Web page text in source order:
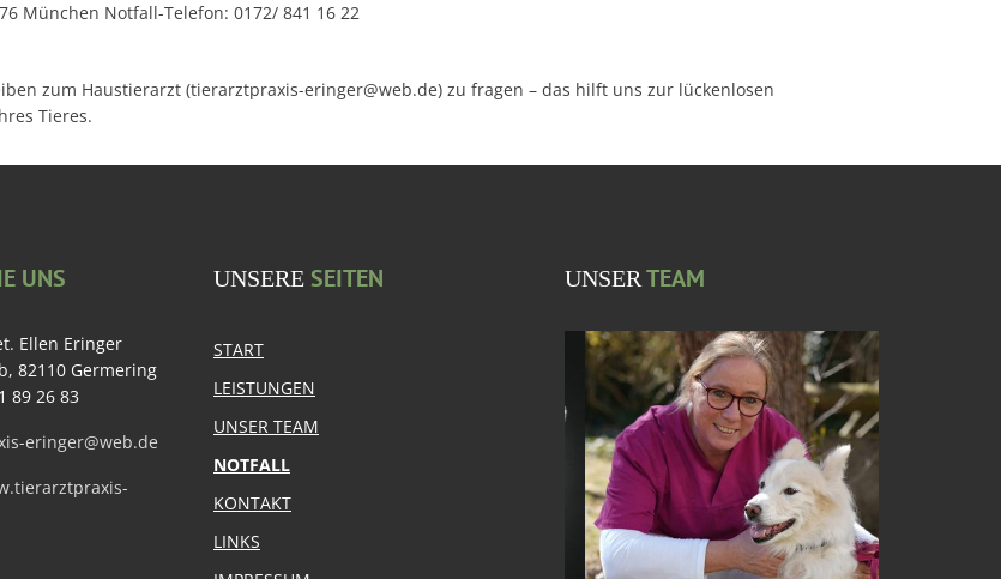
München Notfall-Telefon: 0172/ 841 16 22
zum Haustierarzt (tierarztpraxis-eringer@web.de) zu fragen – das hilft uns zur lückenlosen
Tieres.
UNS
Ellen Eringer
82110 Germering
89 26 83
eringer@web.de
UNSERE SEITEN
START
LEISTUNGEN
UNSER TEAM
NOTFALL
KONTAKT
LINKS
UNSERTEAM